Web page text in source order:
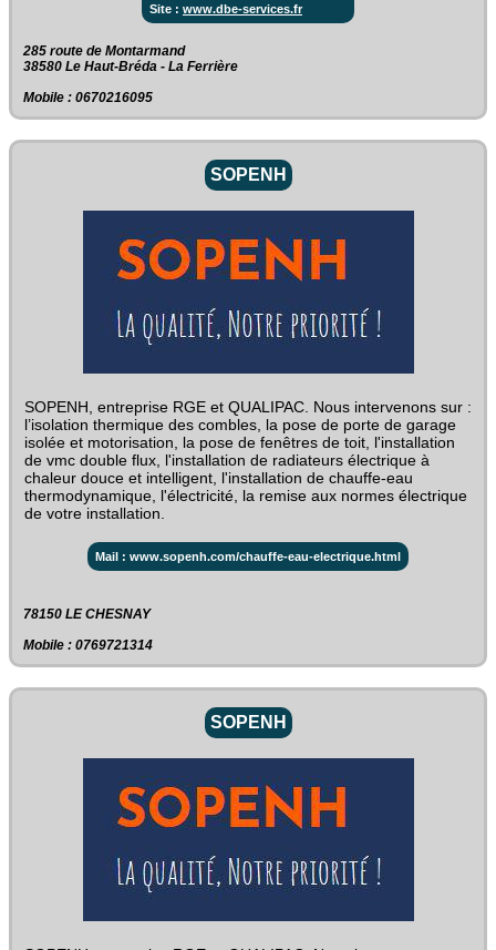
Site : www.dbe-services.fr
285 route de Montarmand‎
38580 Le Haut-Bréda - La Ferrière
Mobile : 0670216095
SOPENH
SOPENH, entreprise RGE et QUALIPAC. Nous intervenons sur :
l’isolation thermique des combles, la pose de porte de garage
isolée et motorisation, la pose de fenêtres de toit, l'installation
de vmc double flux, l'installation de radiateurs électrique à
chaleur douce et intelligent, l'installation de chauffe-eau
thermodynamique, l'électricité, la remise aux normes électrique
de votre installation.
Mail : www.sopenh.com/chauffe-eau-electrique.html
78150 LE CHESNAY
Mobile : 0769721314
SOPENH